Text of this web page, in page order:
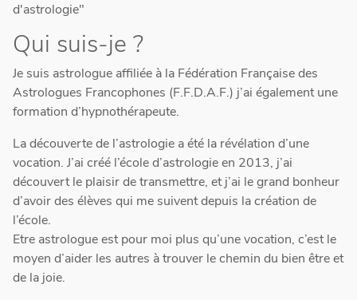
d'astrologie"
Qui suis-je ?
Je suis astrologue affiliée à la Fédération Française des
Astrologues Francophones (F.F.D.A.F.) j’ai également une
formation d’hypnothérapeute.
La découverte de l’astrologie a été la révélation d’une
vocation. J’ai créé l’école d’astrologie en 2013, j’ai
découvert le plaisir de transmettre, et j’ai le grand bonheur
d’avoir des élèves qui me suivent depuis la création de
l’école.
Etre astrologue est pour moi plus qu’une vocation, c’est le
moyen d’aider les autres à trouver le chemin du bien être et
de la joie.